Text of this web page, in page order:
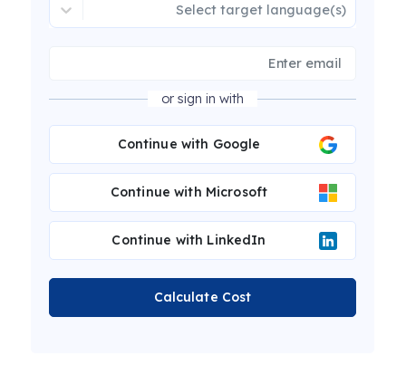
Select target language(s)
or sign in with
Continue with Google
Continue with Microsoft
Continue with LinkedIn
Calculate Cost